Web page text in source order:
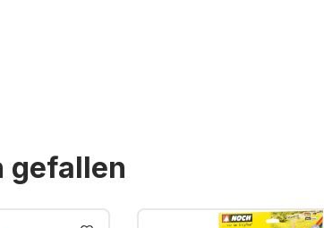
gefallen